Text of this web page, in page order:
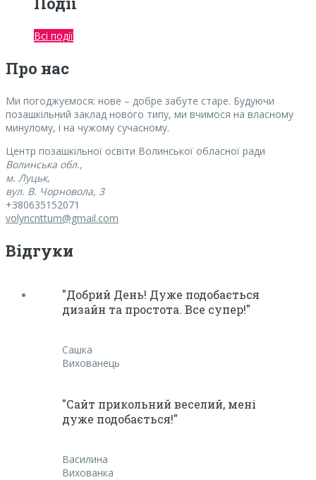
Всі події
Про нас
Ми погоджуємося: нове – добре забуте старе. Будуючи
позашкільний заклад нового типу, ми вчимося на власному
минулому, і на чужому сучасному.
Центр позашкільної освіти Волинської обласної ради
Волинська обл.,
м. Луцьк,
вул. В. Чорновола, 3
+380635152071
volyncnttum@gmail.com
Відгуки
"Добрий День! Дуже подобається
дизайн та простота. Все супер!"
Сашка
Вихованець
"Сайт прикольний веселий, мені
дуже подобається!"
Василина
Вихованка